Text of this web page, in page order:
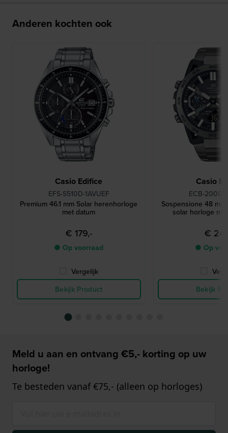
Anderen kochten ook
Casio Edifice
EFS-S510D-1AVUEF
Premium 46.1 mm Solar herenhorloge
met datum
€ 179,-
● Op voorraad
Vergelijk
Bekijk Product
Casio
ECB-
Sospensione 48
solar horloge
€
● Op
Bekijk
Meld u aan en ontvang €5,- korting op uw
horloge!
Te besteden vanaf €75,- (alleen op horloges)